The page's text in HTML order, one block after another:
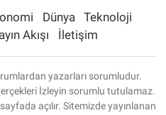
Dünya
Teknoloji
Akışı İletişim
yazarları sorumludur.
İzleyin sorumlu tutulamaz.
açılır. Sitemizde yayınlanan